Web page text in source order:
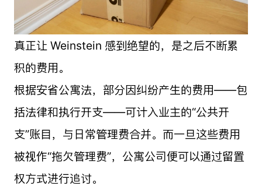
真正让 Weinstein 感到绝望的，是之后不断累
积的费用。
根据安省公寓法，部分因纠纷产生的费用——包
括法律和执行开支——可计入业主的“公共开
支”账目，与日常管理费合并。而一旦这些费用
被视作“拖欠管理费”，公寓公司便可以通过留置
权方式进行追讨。